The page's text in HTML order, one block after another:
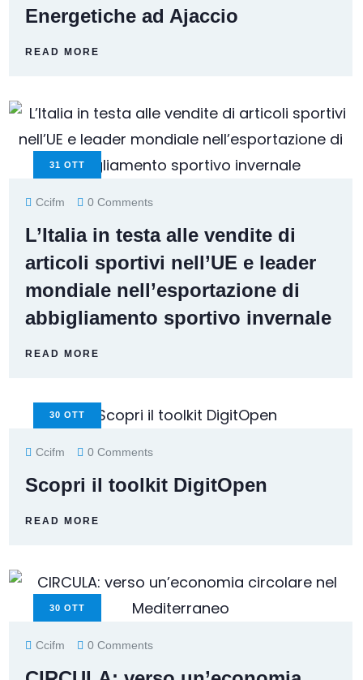
Energetiche ad Ajaccio
READ MORE
31 OTT
Ccifm 0 Comments
L’Italia in testa alle vendite di
articoli sportivi nell’UE e leader
mondiale nell’esportazione di
abbigliamento sportivo invernale
READ MORE
30 OTT
Ccifm 0 Comments
Scopri il toolkit DigitOpen
READ MORE
30 OTT
Ccifm 0 Comments